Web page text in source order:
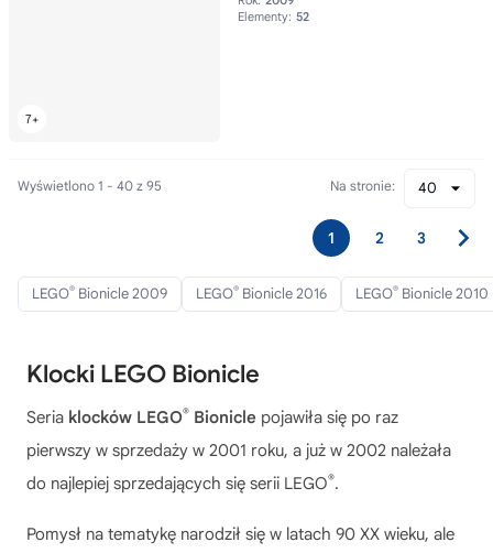
Elementy: 52
Wyświetlono 1 - 40 z 95 40
Na stronie:
1 2 3
LEGO® Bionicle 2009 LEGO® Bionicle 2016 LEGO® Bionicle 2010
Klocki LEGO Bionicle
Seria klocków LEGO® Bionicle pojawiła się po raz
pierwszy w sprzedaży w 2001 roku, a już w 2002 należała
do najlepiej sprzedających się serii LEGO®.
Pomysł na tematykę narodził się w latach 90 XX wieku, ale